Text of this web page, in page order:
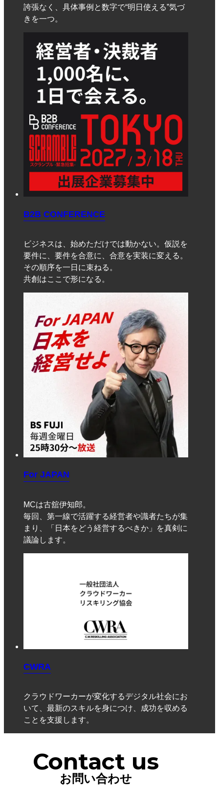
誇張なく、具体事例と数字で“明日使える”気づ
きを一つ。
B2B CONFERENCE
ビジネスは、始めただけでは動かない。仮説を
要件に、要件を合意に、合意を実装に変える。
その順序を一日に束ねる。
共創はここで形になる。
For JAPAN
MCは古舘伊知郎。
毎回、第一線で活躍する経営者や識者たちが集
まり、「日本をどう経営するべきか」を真剣に
議論します。
CWRA
クラウドワーカーが変化するデジタル社会にお
いて、最新のスキルを身につけ、成功を収める
ことを支援します。
Contact us
お問い合わせ